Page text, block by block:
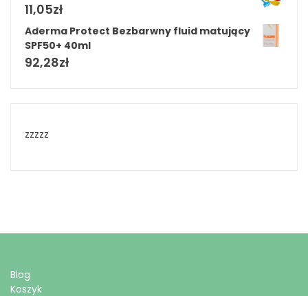
11,05zł
Aderma Protect Bezbarwny fluid matujący
SPF50+ 40ml
92,28zł
zzzzz
Blog
Koszyk